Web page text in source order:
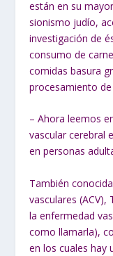
están en su
sionismo judío,
investigación de
consumo de
comidas basura
procesamiento
– Ahora leemos
vascular cerebral
en personas
También
vasculares
la enfermedad
como llamarla),
en los cuales hay